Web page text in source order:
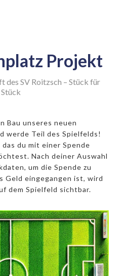
Projekt
des SV Roitzsch – Stück für
Stück
Bau unseres neuen
werde Teil des Spielfelds!
das du mit einer Spende
Nach deiner Auswahl
um die Spende zu
Geld eingegangen ist, wird
dem Spielfeld sichtbar.